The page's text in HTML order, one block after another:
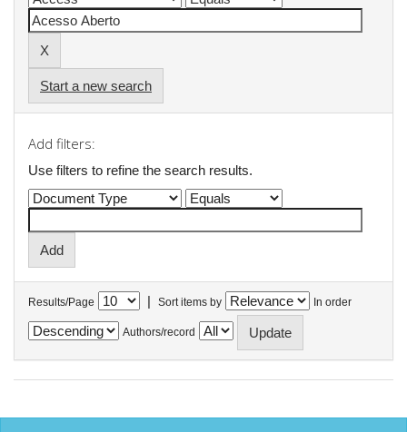
Start a new search
Add filters:
Use filters to refine the search results.
Results/Page | Sort items by In order
Authors/record